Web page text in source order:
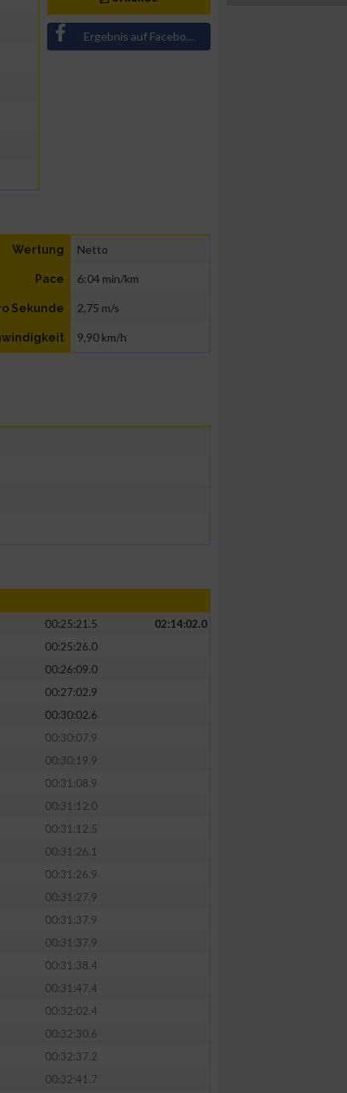
Ergebnis auf Facebook teilen
Wertung Netto
Pace 6:04 min/km
Sekunde 2,75 m/s
9,90 km/h
00:25:21.5
02:14:02.0
00:25:26.0
00:26:09.0
00:27:02.9
00:30:02.6
00:30:07.9
00:30:19.9
00:31:08.9
00:31:12.0
00:31:12.5
00:31:26.1
00:31:26.9
00:31:27.9
00:31:37.9
00:31:37.9
00:31:38.4
00:31:47.4
00:32:02.4
00:32:30.6
00:32:37.2
00:32:41.7